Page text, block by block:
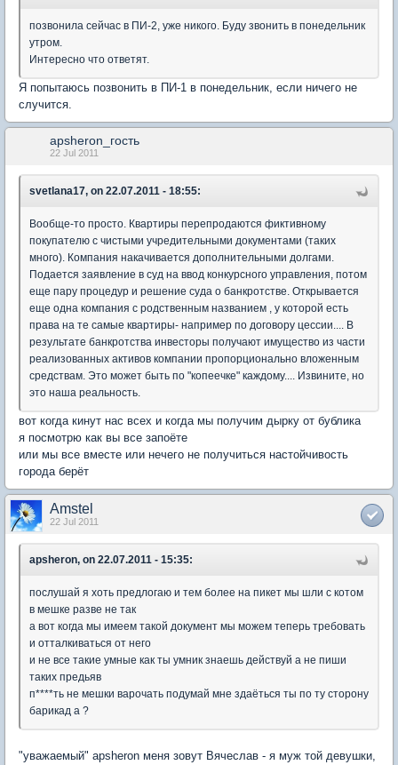
позвонила сейчас в ПИ-2, уже никого. Буду звонить в понедельник
утром.
Интересно что ответят.
Я попытаюсь позвонить в ПИ-1 в понедельник, если ничего не
случится.
apsheron_гость
22 Jul 2011
svetlana17, on 22.07.2011 - 18:55:
Вообще-то просто. Квартиры перепродаются фиктивному
покупателю с чистыми учредительными документами (таких
много). Компания накачивается дополнительными долгами.
Подается заявление в суд на ввод конкурсного управления, потом
еще пару процедур и решение суда о банкротстве. Открывается
еще одна компания с родственным названием , у которой есть
права на те самые квартиры- например по договору цессии.... В
результате банкротства инвесторы получают имущество из части
реализованных активов компании пропорционально вложенным
средствам. Это может быть по "копеечке" каждому.... Извините, но
это наша реальность.
вот когда кинут нас всех и когда мы получим дырку от бублика
я посмотрю как вы все запоёте
или мы все вместе или нечего не получиться настойчивость
города берёт
Amstel
22 Jul 2011
apsheron, on 22.07.2011 - 15:35:
послушай я хоть предлогаю и тем более на пикет мы шли с котом
в мешке разве не так
а вот когда мы имеем такой документ мы можем теперь требовать
и отталкиваться от него
и не все такие умные как ты умник знаешь действуй а не пиши
таких предьяв
п****ть не мешки варочать подумай мне здаёться ты по ту сторону
барикад а ?
"уважаемый" apsheron меня зовут Вячеслав - я муж той девушки,